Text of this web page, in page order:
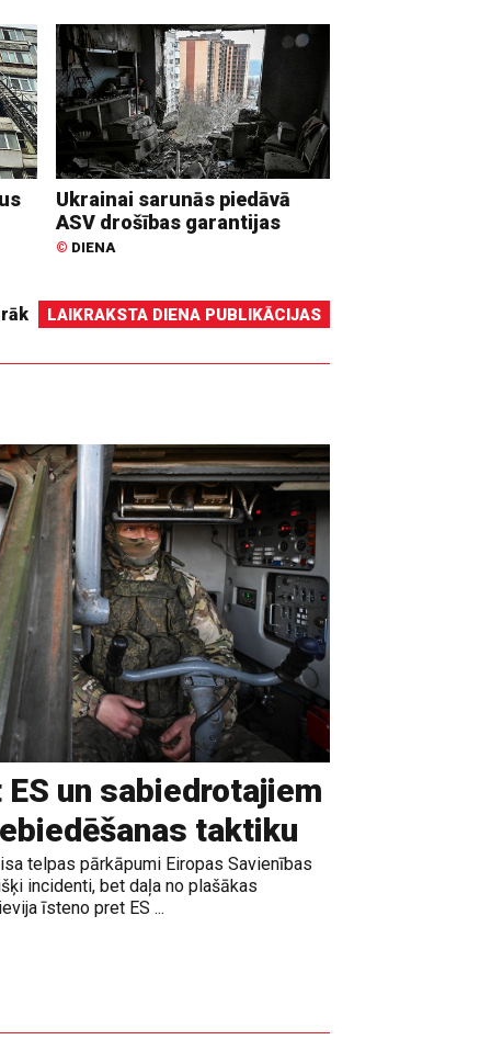
Ukrainai sarunās piedāvā
ASV drošības garantijas
© DIENA
LAIKRAKSTA DIENA PUBLIKĀCIJAS
un sabiedrotajiem
taktiku
telpas pārkāpumi Eiropas Savienības
incidenti, bet daļa no plašākas
īsteno pret ES ...